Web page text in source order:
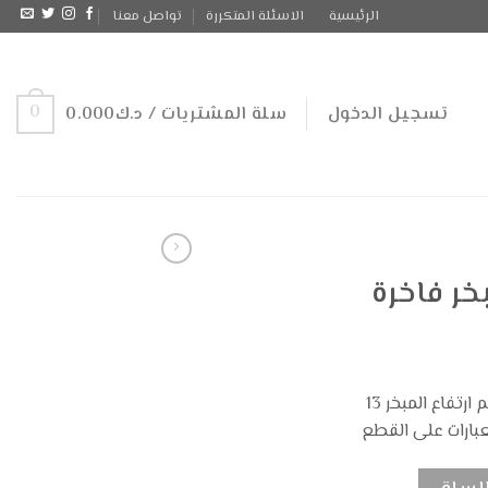
الرئيسية الاسئلة المتكررة تواصل معنا
تسجيل الدخول سلة المشتريات / د.ك0.000
0
فاخرة
صينية مبخر (طول 25 عرض 20 سم ارتفاع المبخر 13
على القطع